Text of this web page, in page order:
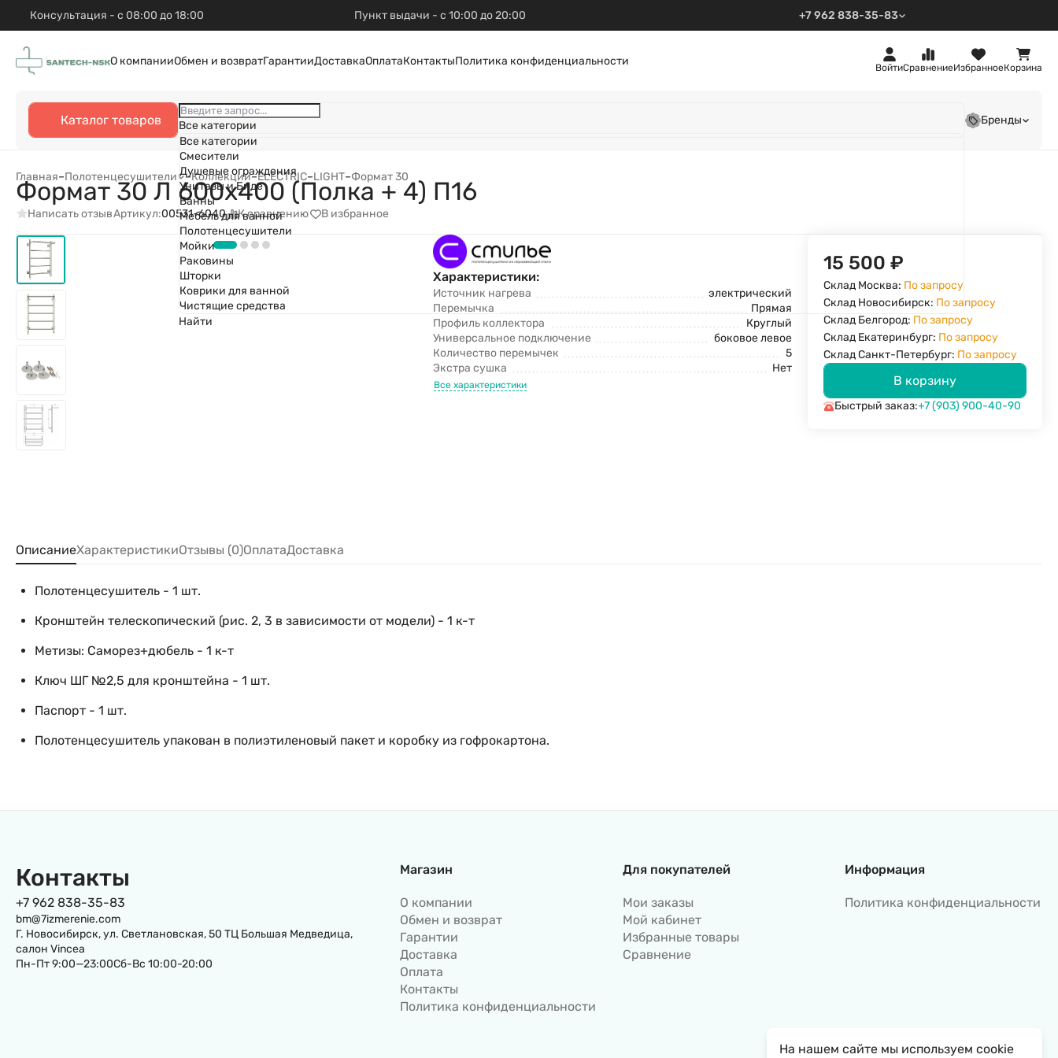
Консультация - с 08:00 до 18:00 Пункт выдачи - с 10:00 до 20:00 +7 962 838-35-83
О компанииОбмен и возвратГарантииДоставкаОплатаКонтактыПолитика конфиденциальности
ВойтиСравнениеИзбранноеКорзина
Каталог товаров
Все категории
Все категории
Смесители
Душевые ограждения
Унитазы и Биде
Ванны
Мебель для ванной
Полотенцесушители
Мойки
Раковины
Шторки
Коврики для ванной
Чистящие средства
Найти
Бренды
Главная–Полотенцесушители –Коллекции–ELECTRIC–LIGHT–Формат 30
Формат 30 Л 600х400 (Полка + 4) П16
Написать отзывАртикул:00531-6040 К сравнению В избранное
Характеристики:
Источник нагрева
электрический
Перемычка
Прямая
Профиль коллектора
Круглый
Универсальное подключение
боковое левое
Количество перемычек
5
Экстра сушка
Нет
Все характеристики
15 500₽
Склад Москва: По запросу
Склад Новосибирск: По запросу
Склад Белгород: По запросу
Склад Екатеринбург: По запросу
Склад Санкт-Петербург: По запросу
В корзину
Быстрый заказ:+7 (903) 900-40-90
ОписаниеХарактеристикиОтзывы (0)ОплатаДоставка
Полотенцесушитель - 1 шт.
Кронштейн телескопический (рис. 2, 3 в зависимости от модели) - 1 к-т
Метизы: Саморез+дюбель - 1 к-т
Ключ ШГ №2,5 для кронштейна - 1 шт.
Паспорт - 1 шт.
Полотенцесушитель упакован в полиэтиленовый пакет и коробку из гофрокартона.
Контакты
+7 962 838-35-83
bm@7izmerenie.com
Г. Новосибирск, ул. Светлановская, 50 ТЦ Большая Медведица,
салон Vincea
Пн-Пт 9:00—23:00Сб-Вс 10:00-20:00
Магазин
О компании
Обмен и возврат
Гарантии
Доставка
Оплата
Контакты
Политика конфиденциальности
Для покупателей
Мои заказы
Мой кабинет
Избранные товары
Сравнение
Информация
Политика конфиденциальности
На нашем сайте мы используем cookie